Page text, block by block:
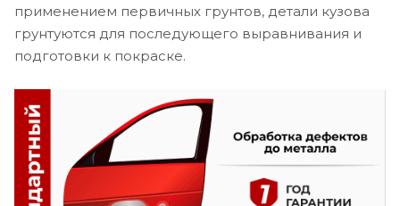
применением первичных грунтов, детали кузова
грунтуются для последующего выравнивания и
подготовки к покраске.